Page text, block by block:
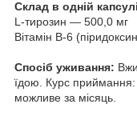
Склад в одній
L-тирозин — 500,0 мг
Вітамін В-6
Спосіб уживання:
їдою. Курс
можливе за місяць.